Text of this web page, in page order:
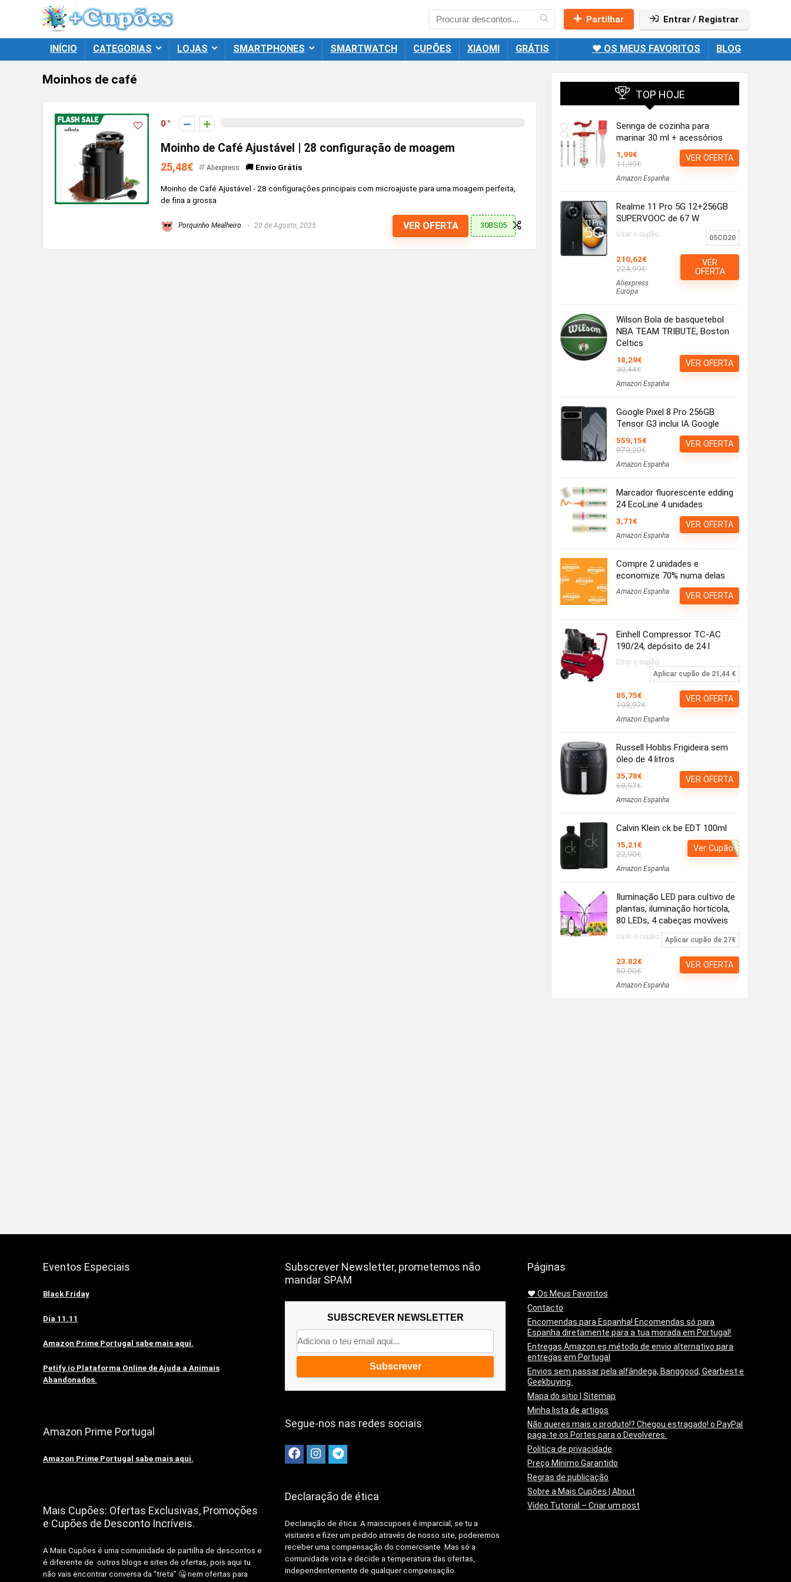
Partilhar Entrar / Registrar
INÍCIO CATEGORIAS LOJAS SMARTPHONES SMARTWATCH CUPÕES XIAOMI GRÁTIS ❤️ OS MEUS FAVORITOS BLOG
Moinhos de café
0
Moinho de Café Ajustável | 28 configuração de moagem
25,48€ Aliexpress 🚚 Envio Grátis
Moinho de Café Ajustável - 28 configurações principais com microajuste para uma moagem perfeita,
de fina a grossa
Porquinho Mealheiro 20 de Agosto, 2025 VER OFERTA 30BS05
TOP HOJE
Seringa de cozinha para
marinar 30 ml + acessórios
1,99€
11,99€
Amazon Espanha
VER OFERTA
Realme 11 Pro 5G 12+256GB
SUPERVOOC de 67 W
Usar o cupão: 05CD20
210,62€
224,99€
Aliexpress
Europa
VER
OFERTA
Wilson Bola de basquetebol
NBA TEAM TRIBUTE, Boston
Celtics
18,29€
30,44€
Amazon Espanha
VER OFERTA
Google Pixel 8 Pro 256GB
Tensor G3 inclui IA Google
559,15€
873,20€
Amazon Espanha
VER OFERTA
Marcador fluorescente edding
24 EcoLine 4 unidades
3,71€
Amazon Espanha
VER OFERTA
Compre 2 unidades e
economize 70% numa delas
Amazon Espanha VER OFERTA
Einhell Compressor TC-AC
190/24, depósito de 24 l
Usar o cupão:
Aplicar cupão de 21,44 €
85,75€
108,97€
Amazon Espanha
VER OFERTA
Russell Hobbs Frigideira sem
óleo de 4 litros
35,78€
68,57€
Amazon Espanha
VER OFERTA
Calvin Klein ck be EDT 100ml
15,21€
22,90€
Amazon Espanha
Ver Cupão
Iluminação LED para cultivo de
plantas, iluminação hortícola,
80 LEDs, 4 cabeças movíveis
Usar o cupão: Aplicar cupão de 27€
23.82€
50.00€
Amazon Espanha
VER OFERTA
Eventos Especiais
Black Friday
Dia 11.11
Amazon Prime Portugal sabe mais aqui.
Petify.io Plataforma Online de Ajuda a Animais
Abandonados.
Amazon Prime Portugal
Amazon Prime Portugal sabe mais aqui.
Mais Cupões: Ofertas Exclusivas, Promoções
e Cupões de Desconto Incríveis.
A Mais Cupões é uma comunidade de partilha de descontos e
é diferente de outros blogs e sites de ofertas, pois aqui tu
não vais encontrar conversa da “treta” 🤐 nem ofertas para
Subscrever Newsletter, prometemos não
mandar SPAM
SUBSCREVER NEWSLETTER
Segue-nos nas redes sociais
Declaração de ética
Declaração de ética: Amaiscupoes é imparcial, se tu a
visitares e fizer um pedido através de nosso site, poderemos
receber uma compensação do comerciante. Mas só a
comunidade vota e decide a temperatura das ofertas,
independentemente de qualquer compensação.
Páginas
❤️ Os Meus Favoritos
Contacto
Encomendas para Espanha! Encomendas só para
Espanha diretamente para a tua morada em Portugal!
Entregas Amazon.es método de envio alternativo para
entregas em Portugal
Envios sem passar pela alfândega, Banggood, Gearbest e
Geekbuying.
Mapa do sitio | Sitemap
Minha lista de artigos
Não queres mais o produto!? Chegou estragado! o PayPal
paga-te os Portes para o Devolveres.
Política de privacidade
Preço Mínimo Garantido
Regras de publicação
Sobre a Mais Cupões | About
Vídeo Tutorial – Criar um post